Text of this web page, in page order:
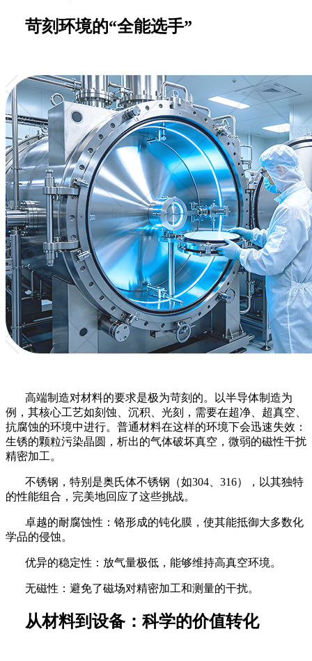
苛刻环境的“全能选手”
高端制造对材料的要求是极为苛刻的。以半导体制造为
例，其核心工艺如刻蚀、沉积、光刻，需要在超净、超真空、
抗腐蚀的环境中进行。普通材料在这样的环境下会迅速失效：
生锈的颗粒污染晶圆，析出的气体破坏真空，微弱的磁性干扰
精密加工。
不锈钢，特别是奥氏体不锈钢（如304、316），以其独特
的性能组合，完美地回应了这些挑战。
卓越的耐腐蚀性：铬形成的钝化膜，使其能抵御大多数化
学品的侵蚀。
优异的稳定性：放气量极低，能够维持高真空环境。
无磁性：避免了磁场对精密加工和测量的干扰。
从材料到设备：科学的价值转化